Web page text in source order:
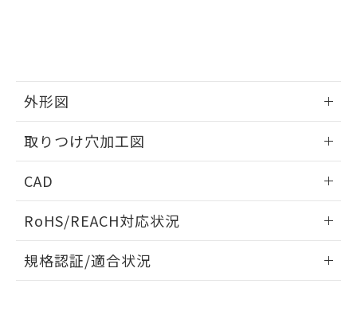
外形図
取りつけ穴加工図
CAD
ドすることができます。
ログイン/会員登録
RoHS/REACH対応状況
EU RoHS 注意事項・凡例
規格認証/適合状況
および当社の共同利用者が、当社の製
※当社の共同利用者とは、
の共同利用に関して"
の「1.共同利
とができます。
EU RoHS指令（10物質）の非含有証明書
ものではありません。
また、RoHS指令のフタル酸エステル類４
物質の対応では、対応完了までの期間は出
荷製品に未対応品が混在することから備考
欄に対応日を記載しておりました。